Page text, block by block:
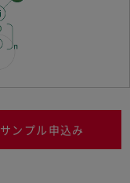
サンプル申込み